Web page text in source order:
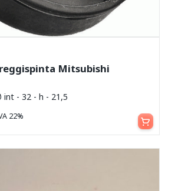
Mitsubishi
- 32 - h - 21,5
22% Aggiungi al carrello